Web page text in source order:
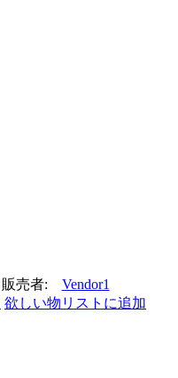
販売者: Vendor1
欲しい物リストに追加